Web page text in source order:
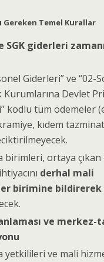
Gereken Temel Kurallar
SGK giderleri
Giderleri” ve “02-
Kurumlarına Devlet
kodlu tüm ödemeler
kıdem
birimleri, ortaya çıkan
derhal mali
birimine bildirerek
ve merkez-
yetkilileri ve mali